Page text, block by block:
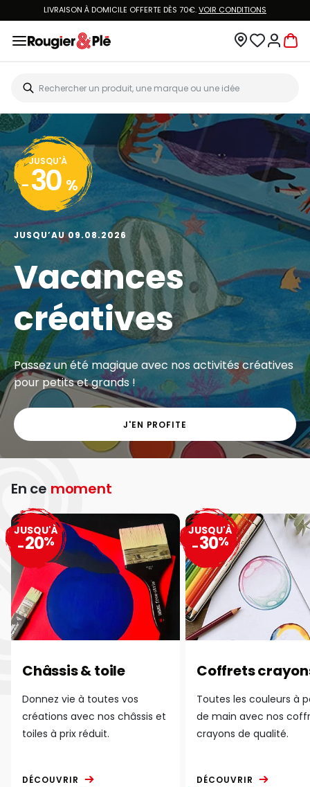
LIVRAISON À DOMICILE OFFERTE DÈS 70€.VOIR CONDITIONS
JUSQU'À
- 30 %
JUSQU’AU 09.08.2026
Vacances
créatives
Passez un été magique avec nos activités créatives
pour petits et grands !
J'EN PROFITE
En ce moment
Châssis & toile
Donnez vie à toutes vos
créations avec nos châssis et
toiles à prix réduit.
DÉCOUVRIR
JUSQU'À
-20%
Coffrets
Toutes les couleurs à
de main avec nos
crayons de qualité.
DÉCOUVRIR
JUSQU'À
-30%